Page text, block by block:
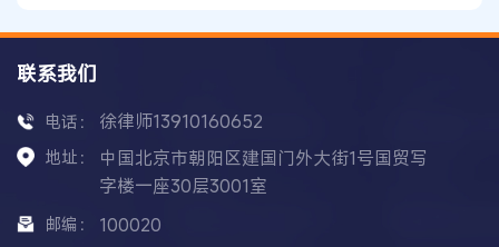
联系我们
电话： 徐律师13910160652
地址：
中国北京市朝阳区建国门外大街1号国贸写
字楼一座30层3001室
邮编： 100020